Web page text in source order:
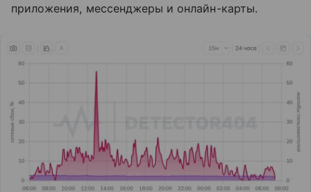
приложения, мессенджеры и онлайн-карты.